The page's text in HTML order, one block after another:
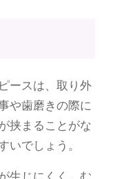
ースは、取り外
や歯磨きの際に
挟まることがな
いでしょう。
生じにくく、む